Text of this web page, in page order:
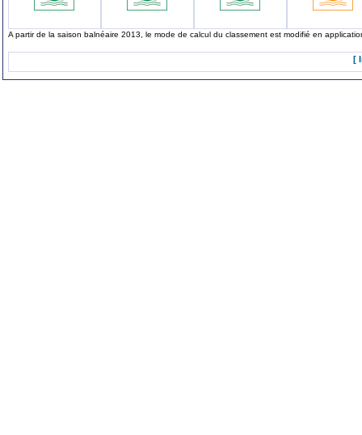
A partir de la saison balnéaire 2013, le mode de calcul du classement est modifié en
[